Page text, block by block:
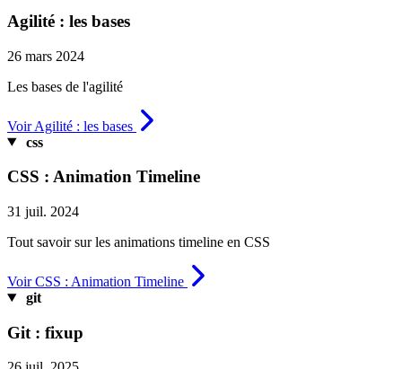
Agilité : les bases
26 mars 2024
Les bases de l'agilité
Voir Agilité : les bases
css
CSS : Animation Timeline
31 juil. 2024
Tout savoir sur les animations timeline en CSS
Voir CSS : Animation Timeline
git
Git : fixup